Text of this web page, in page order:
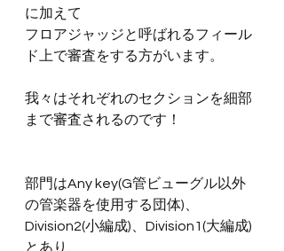
に加えて
フロアジャッジと呼ばれるフィール
ド上で審査をする方がいます。
我々はそれぞれのセクションを細部
まで審査されるのです！
部門はAny key(G管ビューグル以外
の管楽器を使用する団体)、
Division2(小編成)、Division1(大編成)
とあり、